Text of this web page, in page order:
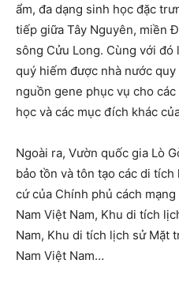
ẩm, đa dạng sinh học đặc
tiếp giữa Tây Nguyên, miền
sông Cửu Long. Cùng với đó
quý hiếm được nhà nước
nguồn gene phục vụ cho
học và các mục đích khác
Ngoài ra, Vườn quốc gia Lò
bảo tồn và tôn tạo các di
cứ của Chính phủ cách
Nam Việt Nam, Khu di tích
Nam, Khu di tích lịch sử Mặt
Nam Việt Nam…